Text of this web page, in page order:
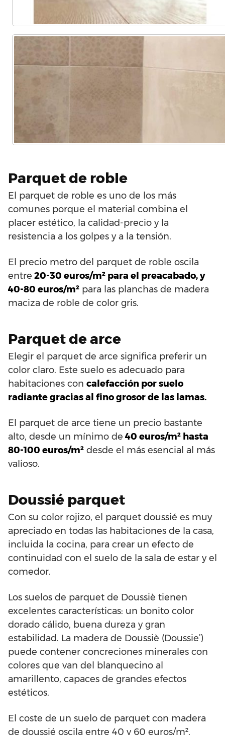
Parquet de roble
El parquet de roble es uno de los más
comunes porque el material combina el
placer estético, la calidad-precio y la
resistencia a los golpes y a la tensión.
El precio metro del parquet de roble oscila
entre 20-30 euros/m² para el preacabado, y
40-80 euros/m² para las planchas de madera
maciza de roble de color gris.
Parquet de arce
Elegir el parquet de arce significa preferir un
color claro. Este suelo es adecuado para
habitaciones con calefacción por suelo
radiante gracias al fino grosor de las lamas.
El parquet de arce tiene un precio bastante
alto, desde un mínimo de 40 euros/m² hasta
80-100 euros/m² desde el más esencial al más
valioso.
Doussié parquet
Con su color rojizo, el parquet doussié es muy
apreciado en todas las habitaciones de la casa,
incluida la cocina, para crear un efecto de
continuidad con el suelo de la sala de estar y el
comedor.
Los suelos de parquet de Doussiè tienen
excelentes características: un bonito color
dorado cálido, buena dureza y gran
estabilidad. La madera de Doussiè (Doussie’)
puede contener concreciones minerales con
colores que van del blanquecino al
amarillento, capaces de grandes efectos
estéticos.
El coste de un suelo de parquet con madera
de doussié oscila entre 40 y 60 euros/m².